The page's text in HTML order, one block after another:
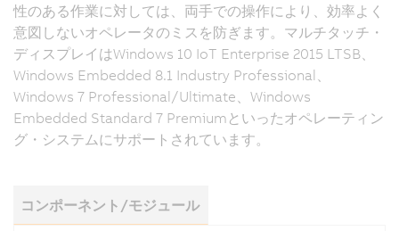
性のある作業に対しては、両手での操作により、効率よく
意図しないオペレータのミスを防ぎます。マルチタッチ・
ディスプレイはWindows 10 IoT Enterprise 2015 LTSB、
Windows Embedded 8.1 Industry Professional、
Windows 7 Professional/Ultimate、Windows
Embedded Standard 7 Premiumといったオペレーティン
グ・システムにサポートされています。
コンポーネント/モジュール